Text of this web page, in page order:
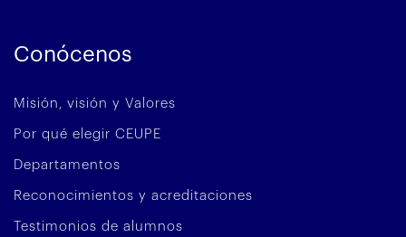
Conócenos
Misión, visión y Valores
Por qué elegir CEUPE
Departamentos
Reconocimientos y acreditaciones
Testimonios de alumnos